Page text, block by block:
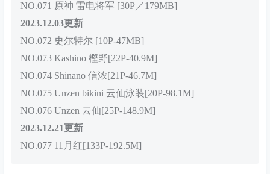
NO.071 原神 雷电将军 [30P／179MB]
2023.12.03更新
NO.072 史尔特尔 [10P-47MB]
NO.073 Kashino 樫野[22P-40.9M]
NO.074 Shinano 信浓[21P-46.7M]
NO.075 Unzen bikini 云仙泳装[20P-98.1M]
NO.076 Unzen 云仙[25P-148.9M]
2023.12.21更新
NO.077 11月红[133P-192.5M]